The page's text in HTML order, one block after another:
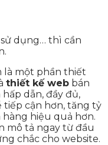
dụng… thì cần
là một phần thiết
thiết kế web bán
dẫn, đầy đủ,
tiếp cận hơn, tăng tỷ
hàng hiệu quả hơn.
mô tả ngay từ đầu
chắc cho website.